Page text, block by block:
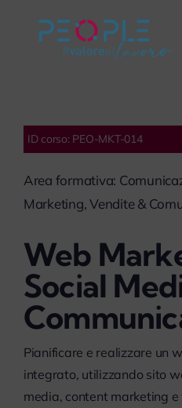
ID corso: PEO-MKT-014
Area formativa:
Marketing, Vendite &
Web
Social
Pianificare e realizzare un
integrato, utilizzando sito
media, content marketing